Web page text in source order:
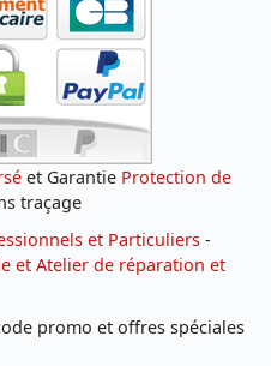
et Garantie Protection de
traçage
et Particuliers -
et Atelier de réparation et
promo et offres spéciales